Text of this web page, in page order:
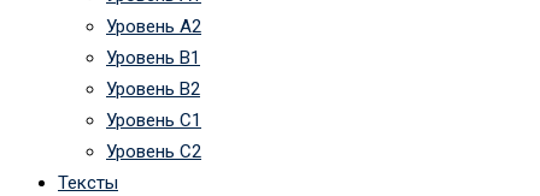
Уровень А2
Уровень B1
Уровень B2
Уровень C1
Уровень C2
Тексты